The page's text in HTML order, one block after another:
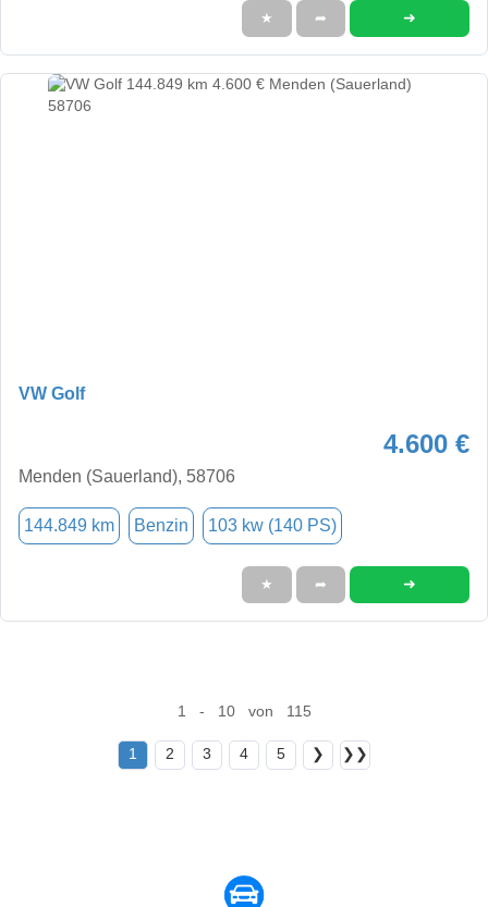
★ ➦ ➜
VW Golf
4.600 €
Menden (Sauerland), 58706
144.849 km Benzin 103 kw (140 PS)
★ ➦ ➜
1 - 10 von 115
1 2 3 4 5 ❯ ❯❯